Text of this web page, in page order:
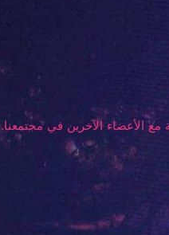
الأعضاء الآخرين في مجتمعنا.